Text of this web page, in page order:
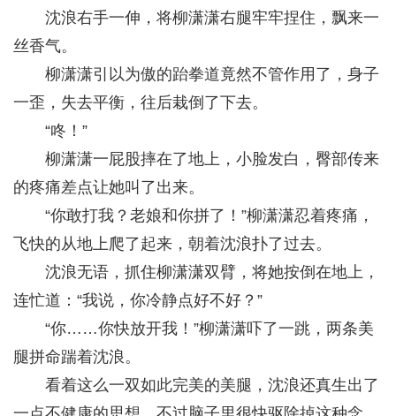
沈浪右手一伸，将柳潇潇右腿牢牢捏住，飘来一
丝香气。
柳潇潇引以为傲的跆拳道竟然不管作用了，身子
一歪，失去平衡，往后栽倒了下去。
“咚！”
柳潇潇一屁股摔在了地上，小脸发白，臀部传来
的疼痛差点让她叫了出来。
“你敢打我？老娘和你拼了！”柳潇潇忍着疼痛，
飞快的从地上爬了起来，朝着沈浪扑了过去。
沈浪无语，抓住柳潇潇双臂，将她按倒在地上，
连忙道：“我说，你冷静点好不好？”
“你……你快放开我！”柳潇潇吓了一跳，两条美
腿拼命踹着沈浪。
看着这么一双如此完美的美腿，沈浪还真生出了